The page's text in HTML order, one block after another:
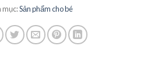
mục:Sản phẩm cho bé